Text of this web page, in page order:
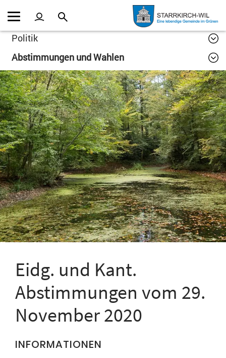
Kopfzeile
Inhalt
Politik
Abstimmungen und Wahlen
Eidg. und Kant.
Abstimmungen vom 29.
November 2020
INFORMATIONEN